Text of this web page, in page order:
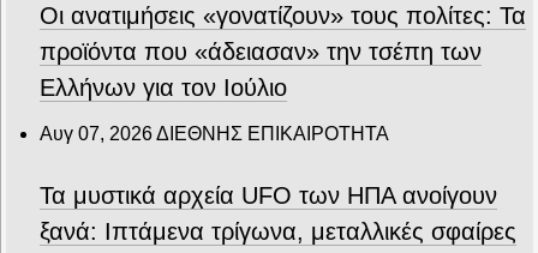
Οι ανατιμήσεις «γονατίζουν» τους πολίτες: Τα
προϊόντα που «άδειασαν» την τσέπη των
Ελλήνων για τον Ιούλιο
Αυγ 07, 2026ΔΙΕΘΝΗΣ ΕΠΙΚΑΙΡΟΤΗΤΑ
Τα μυστικά αρχεία UFO των ΗΠΑ ανοίγουν
ξανά: Ιπτάμενα τρίγωνα, μεταλλικές σφαίρες